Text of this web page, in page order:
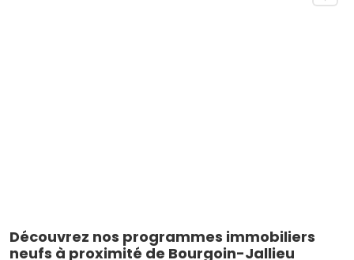
Découvrez nos programmes immobiliers
neufs à proximité de Bourgoin-Jallieu